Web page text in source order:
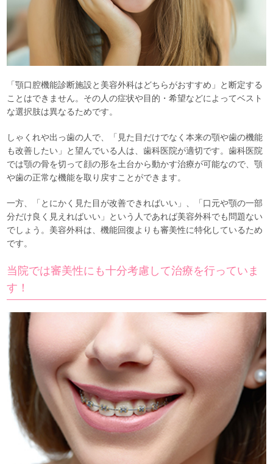
「顎口腔機能診断施設と美容外科はどちらがおすすめ」と断定する
ことはできません。その人の症状や目的・希望などによってベスト
な選択肢は異なるためです。
しゃくれや出っ歯の人で、「見た目だけでなく本来の顎や歯の機能
も改善したい」と望んでいる人は、歯科医院が適切です。歯科医院
では顎の骨を切って顔の形を土台から動かす治療が可能なので、顎
や歯の正常な機能を取り戻すことができます。
一方、「とにかく見た目が改善できればいい」、「口元や顎の一部
分だけ良く見えればいい」という人であれば美容外科でも問題ない
でしょう。美容外科は、機能回復よりも審美性に特化しているため
です。
当院では審美性にも十分考慮して治療を行っていま
す！